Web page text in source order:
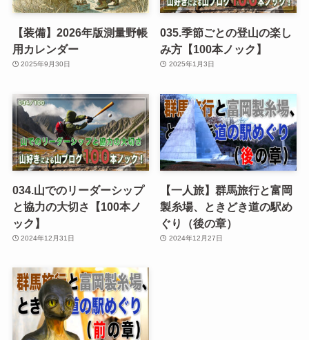
【装備】2026年版測量野帳
用カレンダー
2025年9月30日
035.季節ごとの登山の楽し
み方【100本ノック】
2025年1月3日
034.山でのリーダーシップ
と協力の大切さ【100本ノ
ック】
2024年12月31日
【一人旅】群馬旅行と富岡
製糸場、ときどき道の駅め
ぐり（後の章）
2024年12月27日